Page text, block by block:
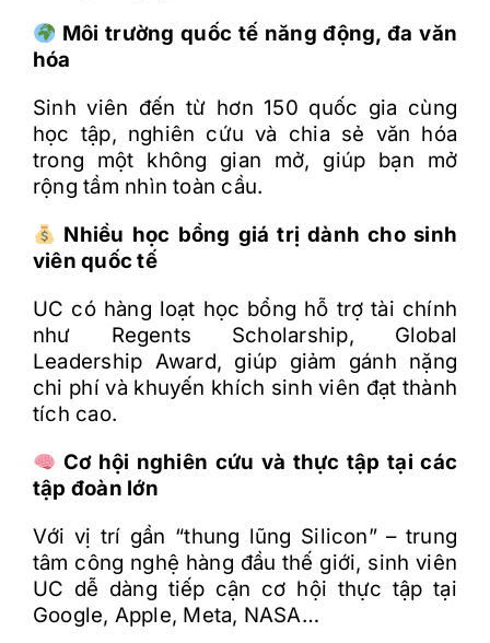
Môi trường quốc tế năngđộng,đa văn
hóa
Sinh viên đến từ hơn 150 quốc gia cùng
học tập, nghiên cứu và chia sẻ văn hóa
trong một không gian mở, giúp bạn mở
rộng tầm nhìn toàn cầu.
Nhiều học bổng giá trị dành cho sinh
viên quốc tế
UC có hàng loạt học bổng hỗ trợ tài chính
như Regents Scholarship, Global
Leadership Award, giúp giảm gánh nặng
chi phí và khuyến khích sinh viên đạt thành
tích cao.
Cơhội nghiên cứu và thực tập tại các
tập đoàn lớn
Với vị trí gần “thung lũng Silicon”–trung
tâm công nghệ hàng đầu thế giới, sinh viên
UC dễ dàng tiếp cận cơ hội thực tập tại
Google, Apple, Meta, NASA…